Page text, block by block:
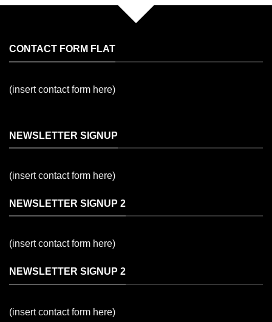
CONTACT FORM FLAT
(insert contact form here)
NEWSLETTER SIGNUP
(insert contact form here)
NEWSLETTER SIGNUP 2
(insert contact form here)
NEWSLETTER SIGNUP 2
(insert contact form here)